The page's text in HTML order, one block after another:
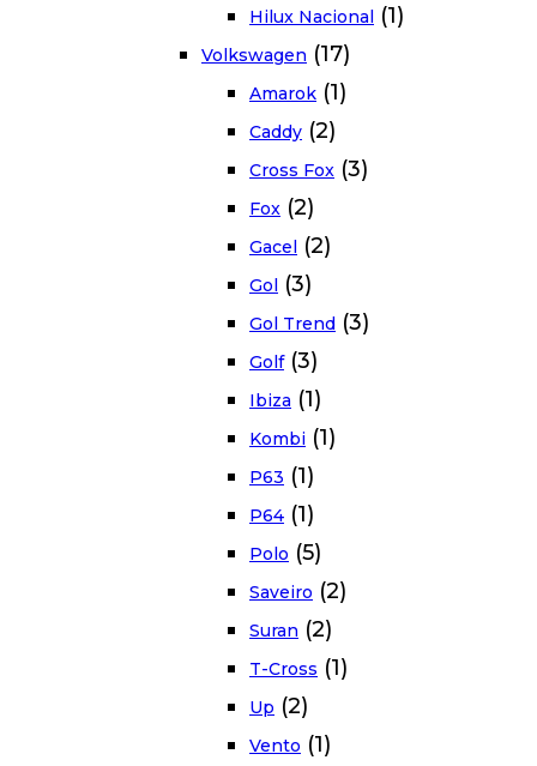
Hilux Nacional (1)
Volkswagen (17)
Amarok (1)
Caddy (2)
Cross Fox (3)
Fox (2)
Gacel (2)
Gol (3)
Gol Trend (3)
Golf (3)
Ibiza (1)
Kombi (1)
P63 (1)
P64 (1)
Polo (5)
Saveiro (2)
Suran (2)
T-Cross (1)
Up (2)
Vento (1)